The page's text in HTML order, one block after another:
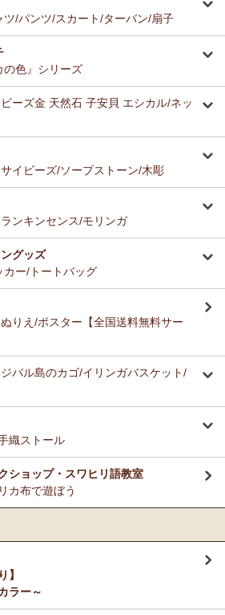
～キテンゲ◇ハイクオリティ◇で仕立てた
プド丈～
ルダーミニバッグ 3WAY 斜掛けOK～
◇で仕立てた新作登場！『ニッポンの
・アート～Mサイズの作品 新入荷！作家
でご紹介します
家名 M―Z
アート～チャリンダの作品コーナー
ンダが遺してくださった作品を、これか
ります。
ズ展開〉～ガラスとんぼ玉付き 新入
アート～Sサイズの作品 新入荷！作家
でご紹介します
家名 M―Z
・アート～Lサイズの作品 新入荷！作家
家名 M―Z
・アート～Sサイズの作品 新入荷！作家
ットパンツ～ゆったり2way～
りんトートバッグ～キテンゲ◇ハイク
ています。どのお料理なんにでも合いま
ティンガ・アートへのご感想
ら気になっていて、今回思いきって購入す
楽しみにしております。
て大好きです。これからも愛飲させていた
平ポーチへのご感想
た平ポーチ、母子手帳がちょうど入り、毎
いましたが、造りがわずかに異なるよう
小くて母子手帳がぎりぎり入りませんでし
化粧入れなどに使います。
朝の紅茶として、味とコストのバランスが
飲しています。
洗える立体布マスク～やさしいゴ
のご感想
ブワンピースとペアで使ってます！大のお
ィアードパンツへのご感想
ンチクロスへのご感想
大判でハンカチとして便利に使えます。
/パンツ/スカート/ターバン/扇子
の色』シリーズ
ビーズ金 天然石 子安貝 エシカル/ネッ
イビーズ/ソープストーン/木彫
ンキンセンス/モリンガ
グッズ
カー/トートバッグ
りえ/ポスター【全国送料無料サー
バル島のカゴ/イリンガバスケット/
織ストール
ショップ・スワヒリ語教室
カ布で遊ぼう
】
ラー～